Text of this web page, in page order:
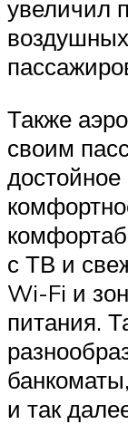
увеличил
Также
своим
с ТВ и
Wi-Fi и
питания.
и так